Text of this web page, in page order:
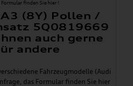
(8Y) Pollen /
5Q0819669
auch gerne
andere
Fahrzeugmodelle (Audi
das Formular finden Sie hier